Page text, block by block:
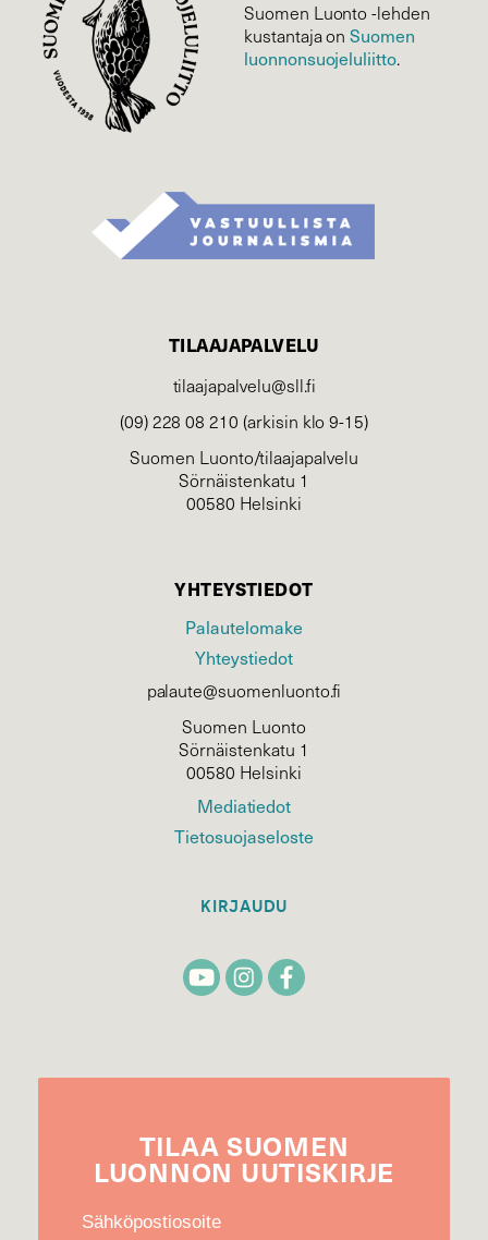
Suomen Luonto -lehden
kustantaja onSuomen
luonnonsuojelu­liitto.
TILAAJAPALVELU
tilaajapalvelu@sll.fi
(09) 228 08 210 (arkisin klo 9-15)
Suomen Luonto/tilaajapalvelu
Sörnäistenkatu 1
00580 Helsinki
YHTEYSTIEDOT
Palautelomake
Yhteystiedot
palaute@suomenluonto.fi
Suomen Luonto
Sörnäistenkatu 1
00580 Helsinki
Mediatiedot
Tietosuojaseloste
KIRJAUDU
TILAA SUOMEN
LUONNON UUTIS­KIRJE
Sähköpostiosoite